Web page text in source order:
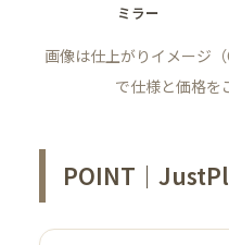
ミラー
画像は仕上がりイメージ
で仕様と価格を
POINT｜